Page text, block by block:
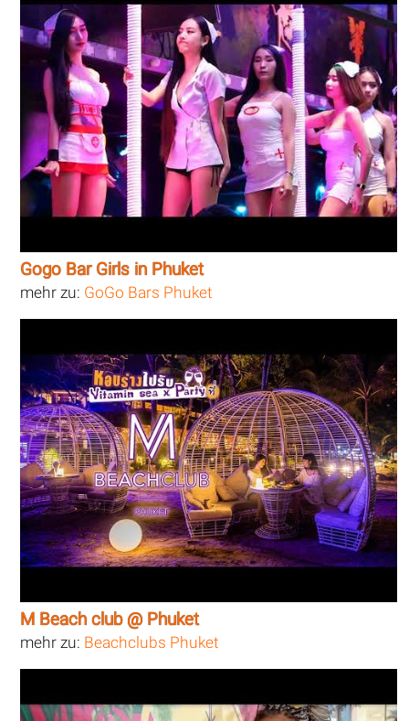
Gogo Bar Girls in Phuket
mehr zu: GoGo Bars Phuket
M Beach club @ Phuket
mehr zu: Beachclubs Phuket